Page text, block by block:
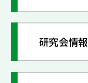
研究会情報